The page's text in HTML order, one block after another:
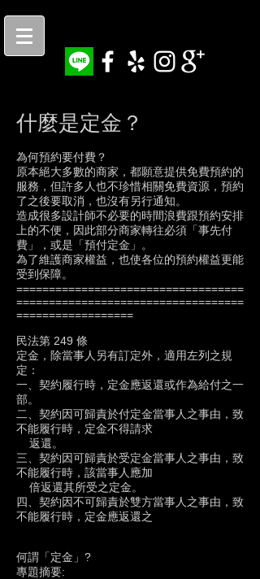
​什麼是定金？
為何預約要付費？
原本絕大多數的商家，都願意提供免費預約的
服務，但許多人也不珍惜相關免費資源，預約
了之後要取消，也沒有另行通知。
造成很多設計師不必要的時間浪費跟預約安排
上的不便，因此部分商家轉往必須「事先付
費」，或是「預付定金」。
為了維護商家權益，也使各位的預約權益更能
受到保障。
===================================
===================================
==================
民法第 249 條
定金，除當事人另有訂定外，適用左列之規
定：
一、契約履行時，定金應返還或作為給付之一
部。
二、契約因可歸責於付定金當事人之事由，致
不能履行時，定金不得請求
返還。
三、契約因可歸責於受定金當事人之事由，致
不能履行時，該當事人應加
倍返還其所受之定金。
四、契約因不可歸責於雙方當事人之事由，致
不能履行時，定金應返還之
何謂「定金」?
專題摘要: